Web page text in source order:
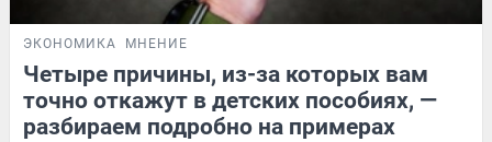
ЭКОНОМИКА МНЕНИЕ
Четыре причины, из-за которых вам
точно откажут в детских пособиях, —
разбираем подробно на примерах